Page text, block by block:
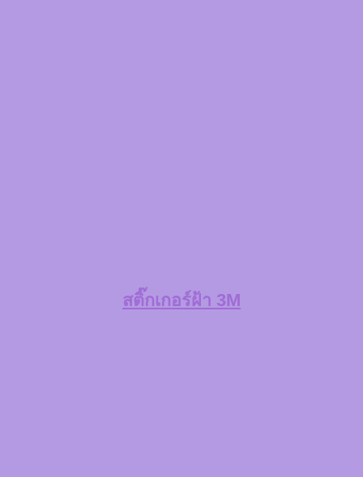
สติ๊กเกอร์ฝ้า 3M